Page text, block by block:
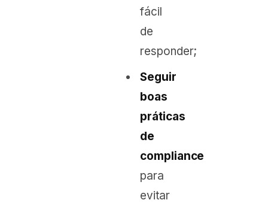
fácil
de
responder;
Seguir
boas
práticas
de
compliance
para
evitar